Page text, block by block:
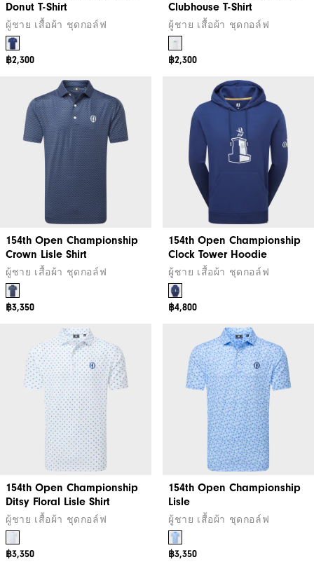
Donut T-Shirt
ผู้ชาย เสื้อผ้า ชุดกอล์ฟ
฿2,300
Clubhouse T-Shirt
ผู้ชาย เสื้อผ้า ชุดกอล์ฟ
฿2,300
154th Open Championship
Crown Lisle Shirt
ผู้ชาย เสื้อผ้า ชุดกอล์ฟ
฿3,350
154th Open Championship
Clock Tower Hoodie
ผู้ชาย เสื้อผ้า ชุดกอล์ฟ
฿4,800
154th Open Championship
Ditsy Floral Lisle Shirt
ผู้ชาย เสื้อผ้า ชุดกอล์ฟ
฿3,350
154th Open Championship
Lisle
ผู้ชาย เสื้อผ้า ชุดกอล์ฟ
฿3,350